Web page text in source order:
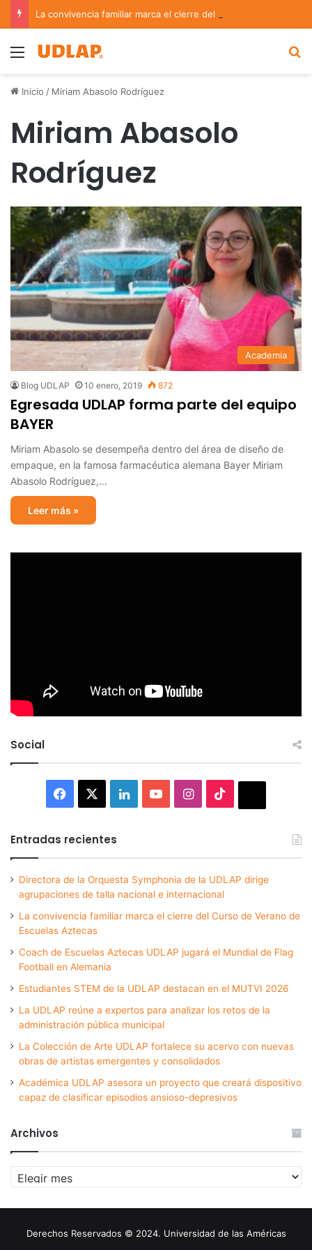
Menu
Inicio / Miriam Abasolo Rodríguez
Miriam Abasolo
Rodríguez
Academia
Blog UDLAP 10 enero, 2019 872
Egresada UDLAP forma parte del equipo
BAYER
Miriam Abasolo se desempeña dentro del área de diseño de
empaque, en la famosa farmacéutica alemana Bayer Miriam
Abasolo Rodríguez,…
Leer más »
Social
Facebook LinkedInYouTubeInstagram
Entradas recientes
Directora de la Orquesta Symphonia de la UDLAP dirige
agrupaciones de talla nacional e internacional
La convivencia familiar marca el cierre del Curso de Verano de
Escuelas Aztecas
Coach de Escuelas Aztecas UDLAP jugará el Mundial de Flag
Football en Alemania
Estudiantes STEM de la UDLAP destacan en el MUTVI 2026
La UDLAP reúne a expertos para analizar los retos de la
administración pública municipal
La Colección de Arte UDLAP fortalece su acervo con nuevas
obras de artistas emergentes y consolidados
Académica UDLAP asesora un proyecto que creará dispositivo
capaz de clasificar episodios ansioso-depresivos
Archivos
Archivos
Derechos Reservados © 2024. Universidad de las Américas